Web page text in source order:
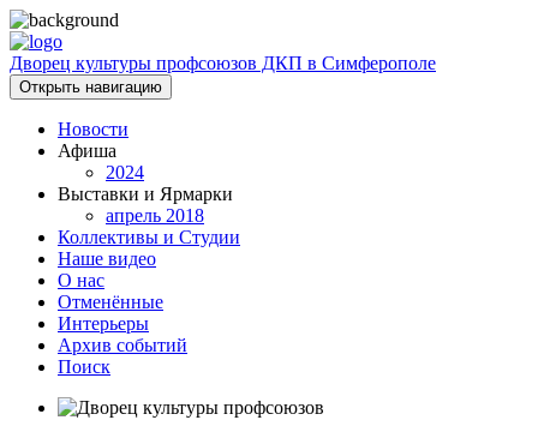
Дворец культуры профсоюзов ДКП в Симферополе
Открыть навигацию
Новости
Афиша
2024
Выставки и Ярмарки
апрель 2018
Коллективы и Студии
Наше видео
О нас
Отменённые
Интерьеры
Архив событий
Поиск